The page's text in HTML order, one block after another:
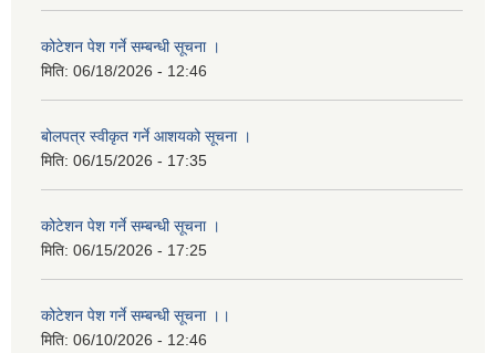
कोटेशन पेश गर्ने सम्बन्धी सूचना ।
मिति: 06/18/2026 - 12:46
बोलपत्र स्वीकृत गर्ने आशयको सूचना ।
मिति: 06/15/2026 - 17:35
कोटेशन पेश गर्ने सम्बन्धी सूचना ।
मिति: 06/15/2026 - 17:25
कोटेशन पेश गर्ने सम्बन्धी सूचना ।।
मिति: 06/10/2026 - 12:46